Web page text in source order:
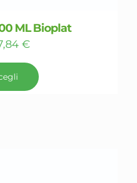
ML Bioplat
€